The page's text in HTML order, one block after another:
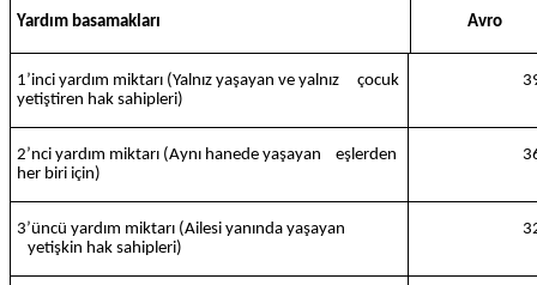
Yardım basamakları Avro
1’inci yardım miktarı (Yalnız yaşayan ve yalnız çocuk
yetiştiren hak sahipleri)
2’nci yardım miktarı (Aynı hanede yaşayan eşlerden
her biri için)
3’üncü yardım miktarı (Ailesi yanında yaşayan
yetişkin hak sahipleri)